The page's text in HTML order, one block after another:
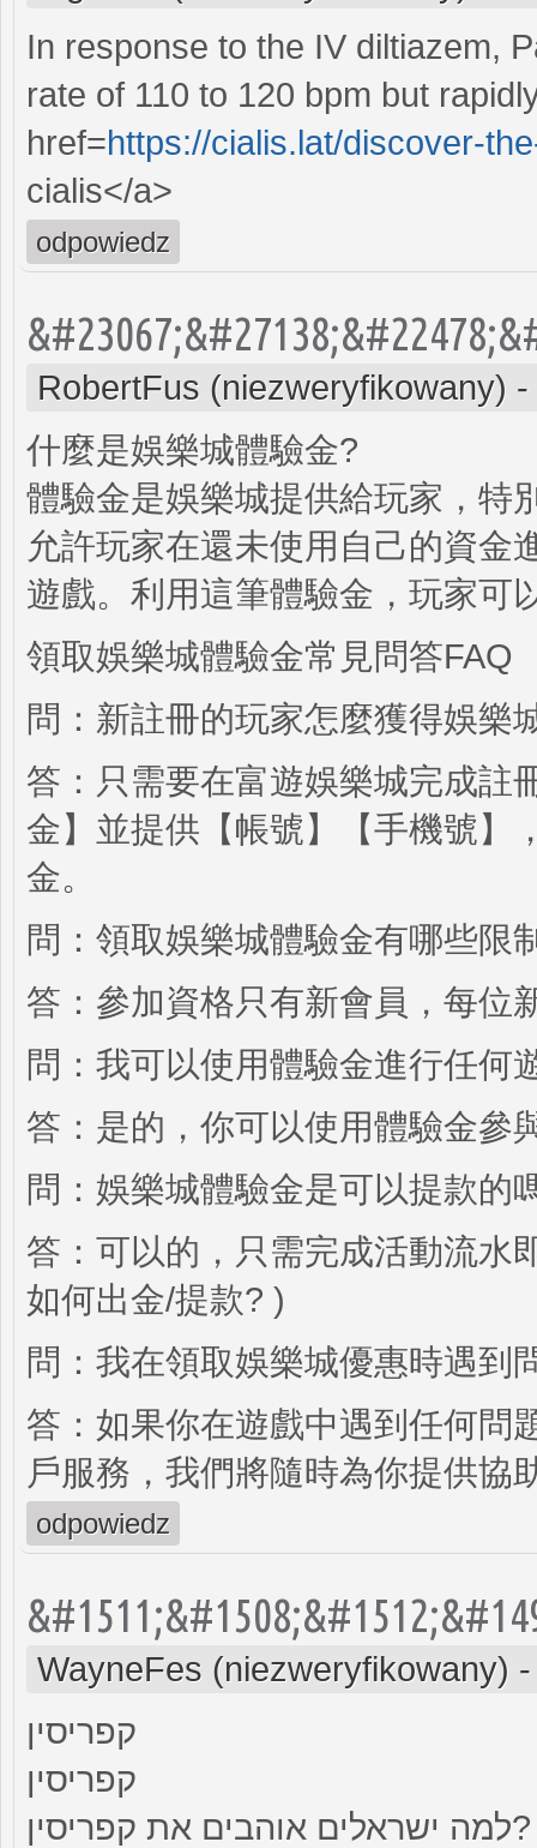
In response to the IV diltiazem,
rate of 110 to 120 bpm but
href=https://cialis.lat/discover-
cialis</a>
odpowiedz
RobertFus (niezweryfikowany) -
什麼是娛樂城體驗金?
體驗金是娛樂城提供給玩家，特
允許玩家在還未使用自己的資金
遊戲。利用這筆體驗金，玩家可
領取娛樂城體驗金常見問答FAQ
問：新註冊的玩家怎麼獲得娛樂
答：只需要在富遊娛樂城完成註
金】並提供【帳號】【手機號】
金。
問：領取娛樂城體驗金有哪些限
答：參加資格只有新會員，每位
問：我可以使用體驗金進行任何
答：是的，你可以使用體驗金參
問：娛樂城體驗金是可以提款的
答：可以的，只需完成活動流水
如何出金/提款? )
問：我在領取娛樂城優惠時遇到
答：如果你在遊戲中遇到任何問
戶服務，我們將隨時為你提供協
odpowiedz
WayneFes (niezweryfikowany)
קפריסין
קפריסין
למה ישראלים אוהבים את קפריסין?